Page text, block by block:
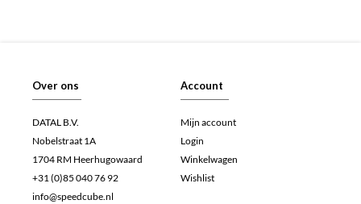
Over ons
DATAL B.V.
Nobelstraat 1A
1704 RM Heerhugowaard
+31 (0)85 040 76 92
info@speedcube.nl
Account
Mijn account
Login
Winkelwagen
Wishlist